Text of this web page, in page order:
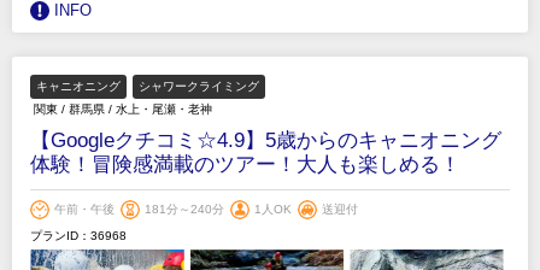
INFO
キャニオニング
シャワークライミング
関東 / 群馬県 / 水上・尾瀬・老神
【Googleクチコミ☆4.9】5歳からのキャニオニング
体験！冒険感満載のツアー！大人も楽しめる！
午前・午後 181分～240分 1人OK
送迎付
プランID：36968